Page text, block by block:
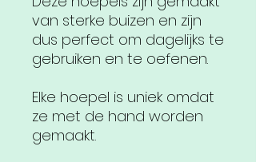
van sterke buizen en zijn
dus perfect om dagelijks te
gebruiken en te oefenen.
Elke hoepel is uniek omdat
ze met de hand worden
gemaakt.